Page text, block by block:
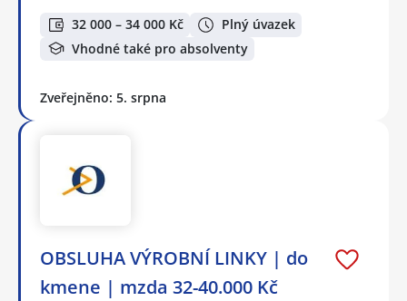
32 000 – 34 000 Kč
Plný úvazek
Vhodné také pro absolventy
Zveřejněno: 5. srpna
OBSLUHA VÝROBNÍ LINKY | do
kmene | mzda 32-40.000 Kč